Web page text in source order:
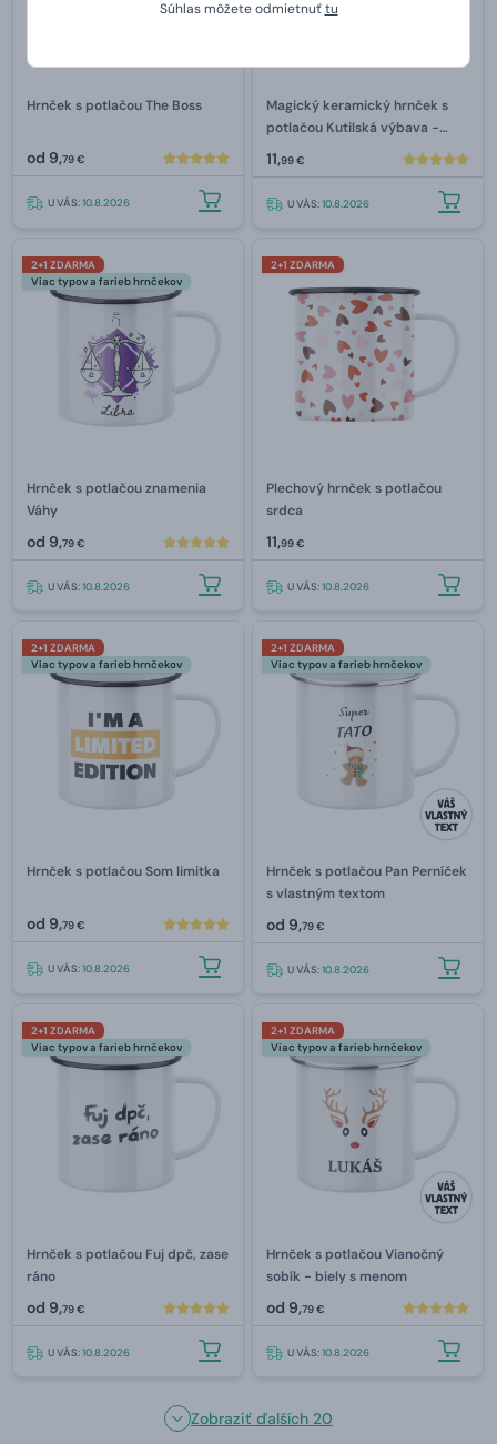
Súhlas môžete odmietnuťtu
Hrnček s potlačou The Boss
od 9,79 €
U VÁS:10.8.2026
Magický keramický hrnček s
potlačou Kutilská výbava -
celopotlač
11,99 €
U VÁS:10.8.2026
2+1 ZDARMA
Viac typov a farieb hrnčekov
Hrnček s potlačou znamenia
Váhy
od 9,79 €
U VÁS:10.8.2026
2+1 ZDARMA
Plechový hrnček s potlačou
srdca
11,99 €
U VÁS:10.8.2026
2+1 ZDARMA
Viac typov a farieb hrnčekov
Hrnček s potlačou Som limitka
od 9,79 €
U VÁS:10.8.2026
2+1 ZDARMA
Viac typov a farieb hrnčekov
Hrnček s potlačou Pan Perníček
s vlastným textom
od 9,79 €
U VÁS:10.8.2026
2+1 ZDARMA
Viac typov a farieb hrnčekov
Hrnček s potlačou Fuj dpč, zase
ráno
od 9,79 €
U VÁS:10.8.2026
2+1 ZDARMA
Viac typov a farieb hrnčekov
Hrnček s potlačou Vianočný
sobík - biely s menom
od 9,79 €
U VÁS:10.8.2026
Zobraziť ďalších 20